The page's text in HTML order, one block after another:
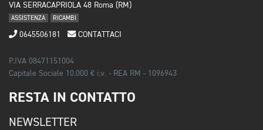
VIA SERRACAPRIOLA 48 Roma (RM)
ASSISTENZA RICAMBI
0645506181 CONTATTACI
P.IVA 08471151004
Capitale Sociale 10.000 € i.v. - REA RM - 1096943
RESTA IN CONTATTO
NEWSLETTER